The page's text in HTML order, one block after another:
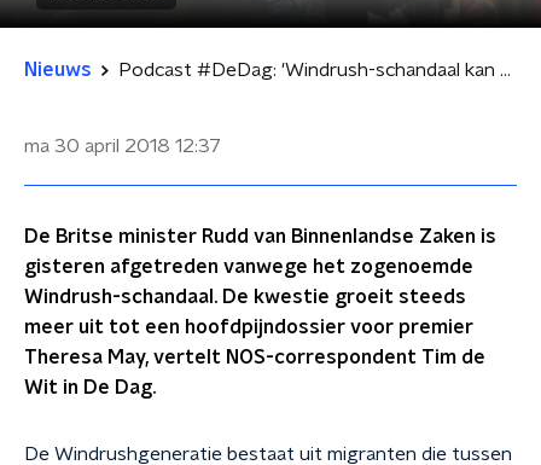
Nieuws Podcast #DeDag: 'Windrush-schandaal kan ook aan May zelf gaan kleven'
ma 30 april 2018 12:37
De Britse minister Rudd van Binnenlandse Zaken is
gisteren afgetreden vanwege het zogenoemde
Windrush-schandaal. De kwestie groeit steeds
meer uit tot een hoofdpijndossier voor premier
Theresa May, vertelt NOS-correspondent Tim de
Wit in De Dag.
De Windrushgeneratie bestaat uit migranten die tussen